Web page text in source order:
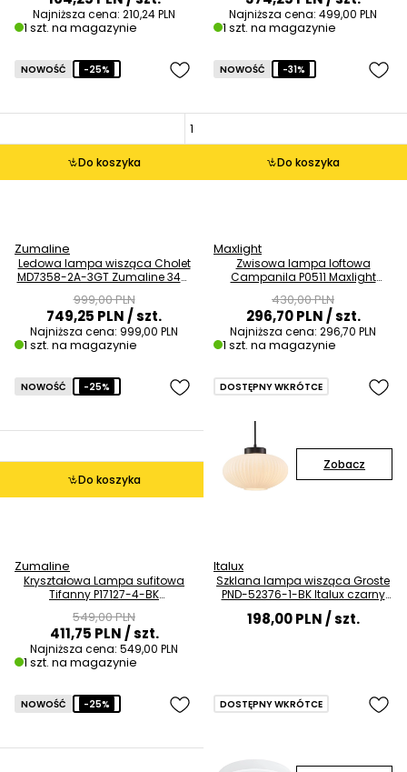
Najniższa cena: 210,24 PLN
1 szt. na magazynie
Najniższa cena: 499,00 PLN
1 szt. na magazynie
Do koszyka
NOWOŚĆ -25%
Zumaline
Ledowa lampa wisząca Cholet
MD7358-2A-3GT Zumaline 34W
999,00 PLN
749,25 PLN/ szt.
Najniższa cena: 999,00 PLN
1 szt. na magazynie
Do koszyka
NOWOŚĆ -31%
Maxlight
Zwisowa lampa loftowa
Campanila P0511 Maxlight
OUTLET
430,00 PLN
296,70 PLN/ szt.
Najniższa cena: 296,70 PLN
1 szt. na magazynie
Do koszyka
NOWOŚĆ -25%
Zumaline
Kryształowa Lampa sufitowa
Tifanny P17127-4-BK
549,00 PLN
411,75 PLN/ szt.
Najniższa cena: 549,00 PLN
1 szt. na magazynie
Zobacz
DOSTĘPNY WKRÓTCE
Italux
Szklana lampa wisząca Groste
PND-52376-1-BK Italux czarny
biały OUTLET
198,00 PLN/ szt.
NOWOŚĆ -25% DOSTĘPNY WKRÓTCE